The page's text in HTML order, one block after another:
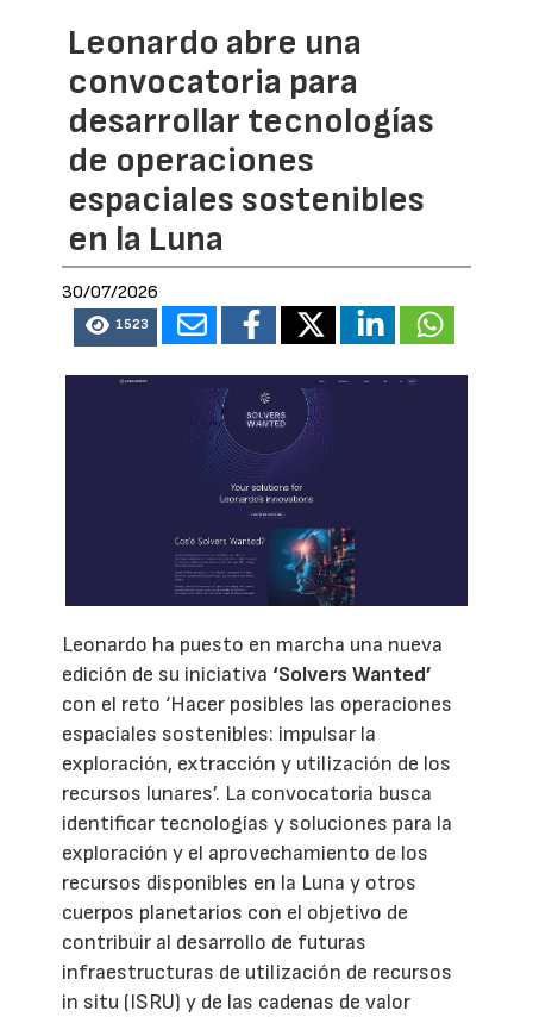
Leonardo abre una
convocatoria para
desarrollar tecnologías
de operaciones
espaciales sostenibles
en la Luna
30/07/2026
1523
Leonardo ha puesto en marcha una nueva
edición de su iniciativa ‘Solvers Wanted’
con el reto ‘Hacer posibles las operaciones
espaciales sostenibles: impulsar la
exploración, extracción y utilización de los
recursos lunares’. La convocatoria busca
identificar tecnologías y soluciones para la
exploración y el aprovechamiento de los
recursos disponibles en la Luna y otros
cuerpos planetarios con el objetivo de
contribuir al desarrollo de futuras
infraestructuras de utilización de recursos
in situ (ISRU) y de las cadenas de valor